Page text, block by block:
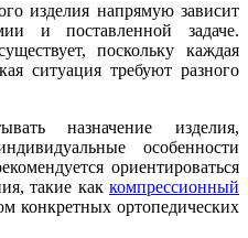
изделия напрямую зависит
и поставленной задаче.
поскольку каждая
ситуация требуют разного
назначение изделия,
особенности
ориентироваться
такие как компрессионный
конкретных ортопедических